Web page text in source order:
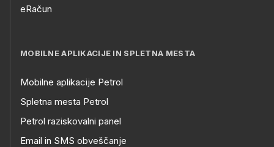
eRačun
MOBILNE APLIKACIJE IN SPLETNA MESTA
Mobilne aplikacije Petrol
Spletna mesta Petrol
Petrol raziskovalni panel
Email in SMS obveščanje